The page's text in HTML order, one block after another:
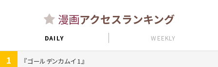
漫画アクセスランキング
DAILY WEEKLY
1
ゴールデンカムイ 1